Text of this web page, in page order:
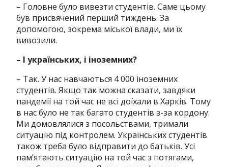
– Головне було вивезти студентів. Саме цьому
був присвячений перший тиждень. За
допомогою, зокрема міської влади, ми їх
вивозили.
– І українських, і іноземних?
– Так. У нас навчаються 4 000 іноземних
студентів. Якщо так можна сказати, завдяки
пандемії на той час не всі доїхали в Харків. Тому
в нас було не так багато студентів з-за кордону.
Ми домовлялися з посольствами, тримали
ситуацію під контролем. Українських студентів
також треба було відправити до батьків. Усі
памʼятають ситуацію на той час з потягами,